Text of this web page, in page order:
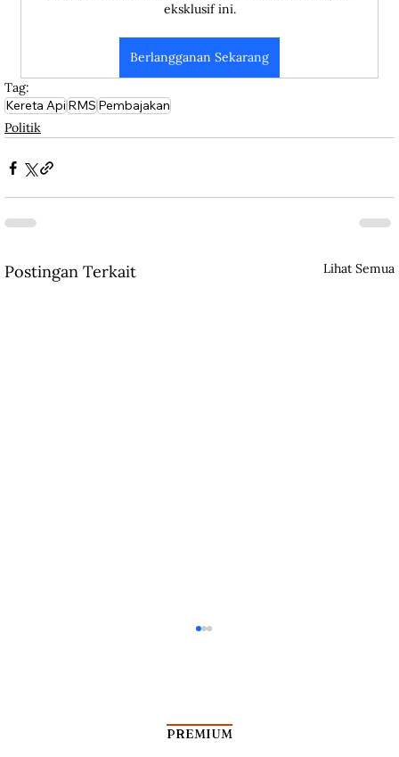
eksklusif ini.
Berlangganan Sekarang
Tag:
Kereta ApiRMSPembajakan
Politik
Postingan Terkait Lihat Semua
PREMIUM